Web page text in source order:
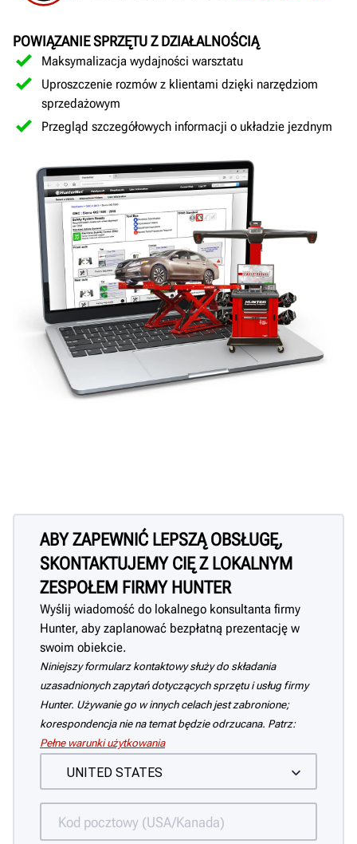
POWIĄZANIE SPRZĘTU Z DZIAŁALNOŚCIĄ
Maksymalizacja wydajności warsztatu
Uproszczenie rozmów z klientami dzięki narzędziom
sprzedażowym
Przegląd szczegółowych informacji o układzie jezdnym
ABY ZAPEWNIĆ LEPSZĄ OBSŁUGĘ,
SKONTAKTUJEMY CIĘ Z LOKALNYM
ZESPOŁEM FIRMY HUNTER
Wyślij wiadomość do lokalnego konsultanta firmy
Hunter, aby zaplanować bezpłatną prezentację w
swoim obiekcie.
Niniejszy formularz kontaktowy służy do składania
uzasadnionych zapytań dotyczących sprzętu i usług firmy
Hunter. Używanie go w innych celach jest zabronione;
korespondencja nie na temat będzie odrzucana. Patrz:
Pełne warunki użytkowania